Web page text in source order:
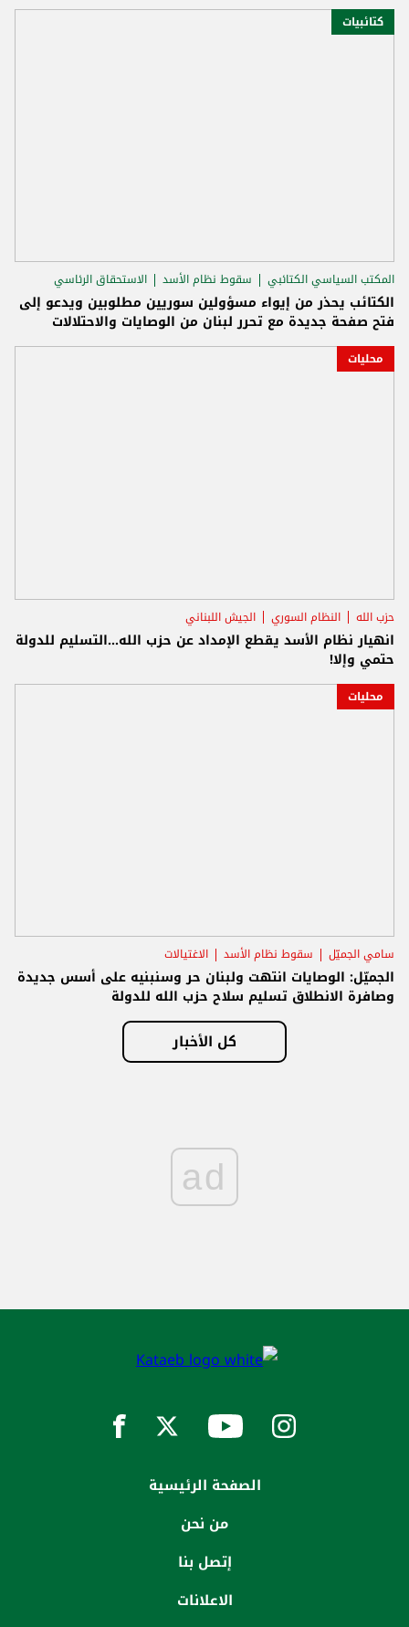
كتائبيات
المكتب السياسي الكتائبي سقوط نظام الأسد الاستحقاق الرئاسي
الكتائب يحذر من إيواء مسؤولين سوريين مطلوبين ويدعو إلى
فتح صفحة جديدة مع تحرر لبنان من الوصايات والاحتلالات
محليات
حزب الله النظام السوري الجيش اللبناني
انهيار نظام الأسد يقطع الإمداد عن حزب الله...التسليم للدولة
حتمي وإلا!
محليات
سامي الجميّل سقوط نظام الأسد الاغتيالات
الجميّل: الوصايات انتهت ولبنان حر وسنبنيه على أسس جديدة
وصافرة الانطلاق تسليم سلاح حزب الله للدولة
كل الأخبار
ad
الصفحة الرئيسية
من نحن
إتصل بنا
الاعلانات